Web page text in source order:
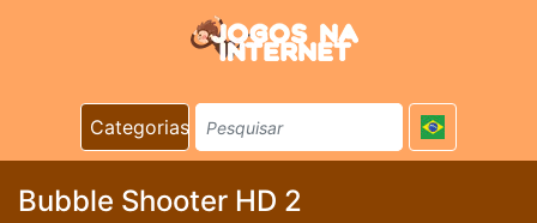
Categorias
Bubble Shooter HD 2